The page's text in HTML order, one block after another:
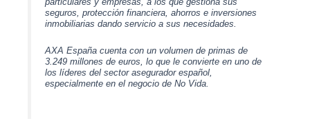
seguros, protección financiera, ahorros e inversiones
inmobiliarias dando servicio a sus necesidades.
AXA España cuenta con un volumen de primas de
3.249 millones de euros, lo que le convierte en uno de
los líderes del sector asegurador español,
especialmente en el negocio de No Vida.